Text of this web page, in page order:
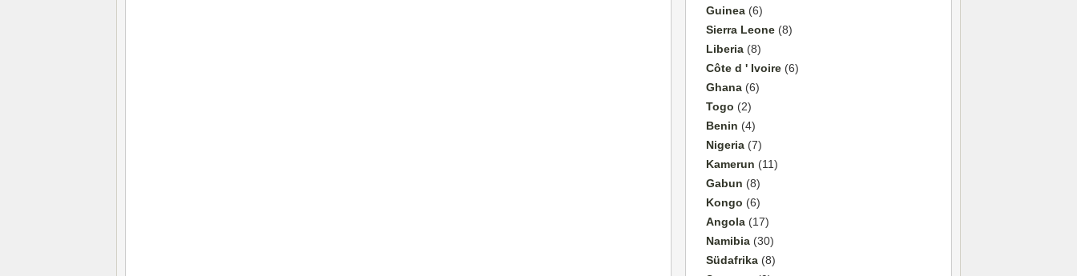
Guinea(6)
Sierra Leone(8)
Liberia(8)
Côte d ' Ivoire(6)
Ghana(6)
Togo (2)
Benin (4)
Nigeria(7)
Kamerun (11)
Gabun (8)
Kongo (6)
Angola(17)
Namibia(30)
Südafrika(8)